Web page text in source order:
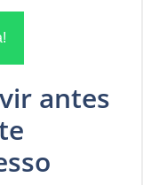
antes